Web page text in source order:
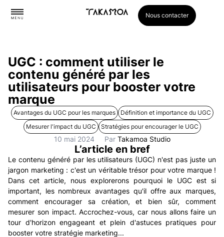
Nous contacter
UGC : comment utiliser le
contenu généré par les
utilisateurs pour booster votre
marque
Avantages du UGC pour les marques
Définition et importance du UGC
Mesurer l'impact du UGC
Stratégies pour encourager le UGC
10 mai 2024 Par Takamoa Studio
L’article en bref
Le contenu généré par les utilisateurs (UGC) n'est pas juste un
jargon marketing : c'est un véritable trésor pour votre marque !
Dans cet article, nous explorerons pourquoi le UGC est si
important, les nombreux avantages qu'il offre aux marques,
comment encourager sa création, et bien sûr, comment
mesurer son impact. Accrochez-vous, car nous allons faire un
tour d'horizon engageant et plein d'astuces pratiques pour
booster votre stratégie marketing...